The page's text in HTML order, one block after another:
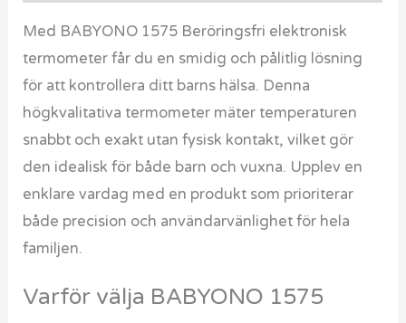
Med BABYONO 1575 Beröringsfri elektronisk
termometer får du en smidig och pålitlig lösning
för att kontrollera ditt barns hälsa. Denna
högkvalitativa termometer mäter temperaturen
snabbt och exakt utan fysisk kontakt, vilket gör
den idealisk för både barn och vuxna. Upplev en
enklare vardag med en produkt som prioriterar
både precision och användarvänlighet för hela
familjen.
Varför välja BABYONO 1575